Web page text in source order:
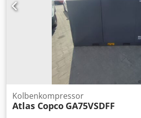
Kolbenkompressor
Atlas Copco GA75VSDFF